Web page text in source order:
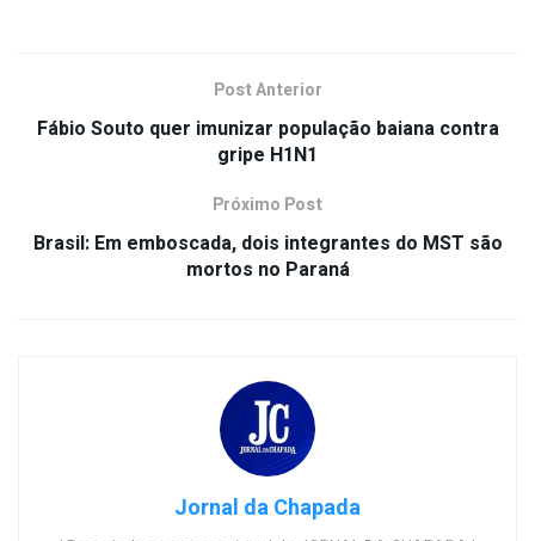
Post Anterior
Fábio Souto quer imunizar população baiana contra
gripe H1N1
Próximo Post
Brasil: Em emboscada, dois integrantes do MST são
mortos no Paraná
Jornal da Chapada